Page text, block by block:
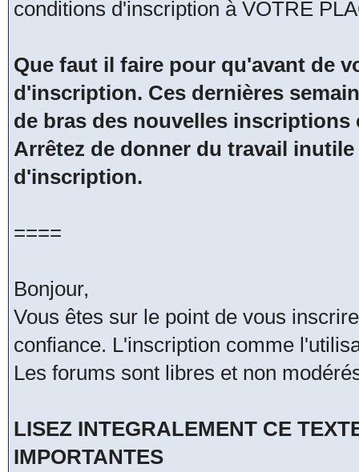
conditions d'inscription à VOTRE
Que faut il faire pour qu'avant de
d'inscription. Ces dernières
de bras des nouvelles inscriptions
Arrêtez de donner du travail
d'inscription.
====
Bonjour,
Vous êtes sur le point de vous
confiance. L'inscription comme
Les forums sont libres et non
LISEZ INTEGRALEMENT CE
IMPORTANTES